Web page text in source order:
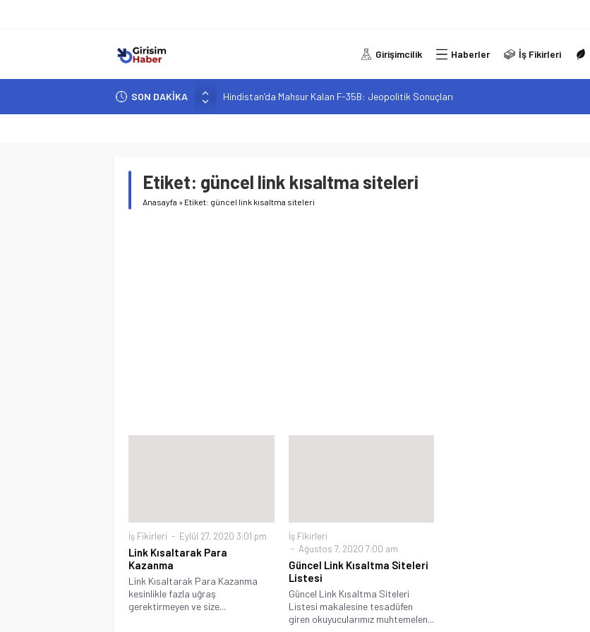
Girişimcilik Haberler İş Fikirleri
SON DAKİKA
Hindistan’da Mahsur Kalan F-35B: Jeopolitik Sonuçları
Yapay Zeka Destekli Asistanlar: Elon Musk’tan Romantik Bir Hamle mi?
Girişimciler İçin MYK Belgeli Personel İstihdamı Neden Artık Bir Tercih Değil, Zorunluluk?
Etiket: güncel link kısaltma siteleri
Anasayfa » Etiket: güncel link kısaltma siteleri
İş Fikirleri Eylül 27, 2020 3:01 pm
Link Kısaltarak Para
Kazanma
Link Kısaltarak Para Kazanma
kesinlikle fazla uğraş
gerektirmeyen ve size...
İş Fikirleri
Ağustos 7, 2020 7:00 am
Güncel Link Kısaltma Siteleri
Listesi
Güncel Link Kısaltma Siteleri
Listesi makalesine tesadüfen
giren okuyucularımız muhtemelen...